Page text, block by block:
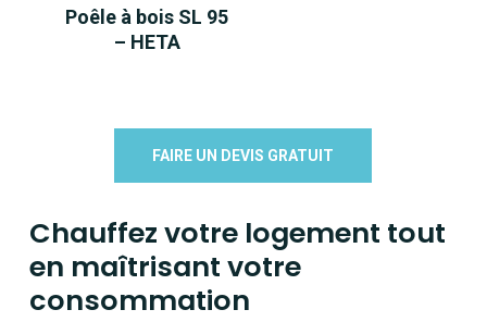
LIRE LA SUITE
Poêle à bois SL 95
– HETA
FAIRE UN DEVIS GRATUIT
Chauffez votre logement tout
en maîtrisant votre
consommation